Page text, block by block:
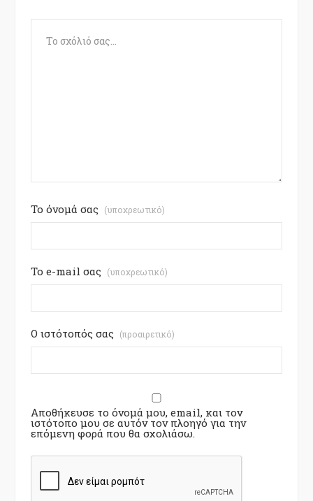
Το όνομά σας (υποχρεωτικό)
Το e-mail σας (υποχρεωτικό)
Ο ιστότοπός σας (προαιρετικό)
Αποθήκευσε το όνομά μου, email, και τον
ιστότοπο μου σε αυτόν τον πλοηγό για την
επόμενη φορά που θα σχολιάσω.